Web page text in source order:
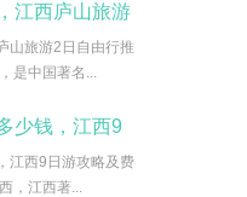
江西庐山旅游
山旅游2日自由行推
是中国著名...
少钱，江西9
江西9日游攻略及费
，江西著...